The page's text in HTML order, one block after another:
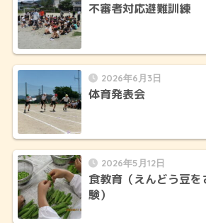
不審者対応避難訓練
2026年6月3日
体育発表会
2026年5月12日
食教育（えんどう豆
験）